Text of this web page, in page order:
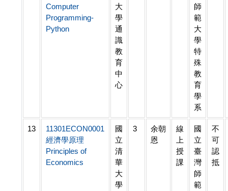
Computer
Programming-
Python
大
學
通
識
教
育
中
心
師
範
大
學
特
殊
教
育
學
系
13
11301ECON0001
經濟學原理
Principles of
Economics
國
立
清
華
大
學
3
余朝
恩
線
上
授
課
國
立
臺
灣
師
範
不
可
認
抵